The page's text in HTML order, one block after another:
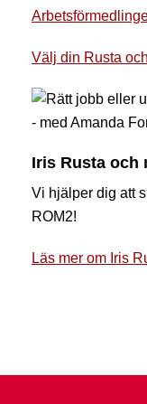
Välj din Rusta
Iris Rusta och
Vi hjälper dig att
ROM2!
Läs mer om Iris